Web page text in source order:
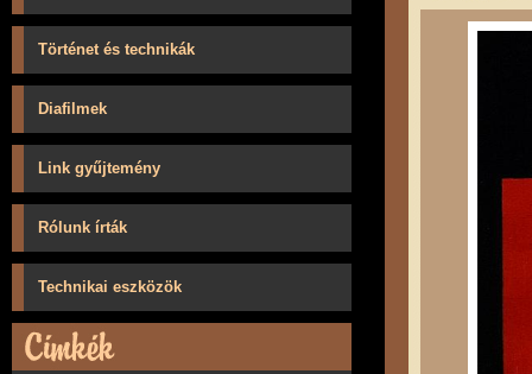
Történet és technikák
Diafilmek
Link gyűjtemény
Rólunk írták
Technikai eszközök